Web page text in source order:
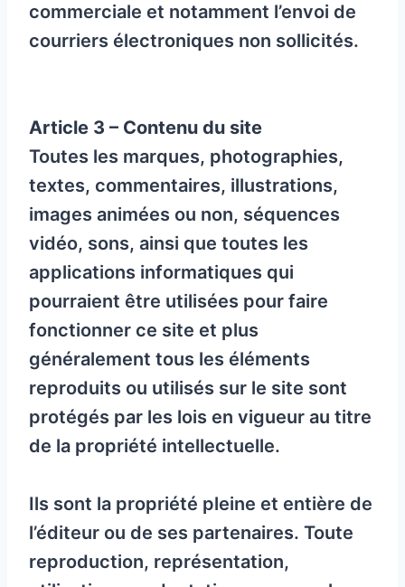
commerciale et notamment l’envoi de
courriers électroniques non sollicités.
Article 3 – Contenu du site
Toutes les marques, photographies,
textes, commentaires, illustrations,
images animées ou non, séquences
vidéo, sons, ainsi que toutes les
applications informatiques qui
pourraient être utilisées pour faire
fonctionner ce site et plus
généralement tous les éléments
reproduits ou utilisés sur le site sont
protégés par les lois en vigueur au titre
de la propriété intellectuelle.
Ils sont la propriété pleine et entière de
l’éditeur ou de ses partenaires. Toute
reproduction, représentation,